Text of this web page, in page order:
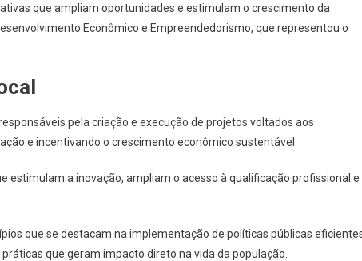
que ampliam oportunidades e estimulam o crescimento da
Econômico e Empreendedorismo, que representou o
pela criação e execução de projetos voltados aos
e incentivando o crescimento econômico sustentável.
estimulam a inovação, ampliam o acesso à qualificação profissional e
que se destacam na implementação de políticas públicas
que geram impacto direto na vida da população.